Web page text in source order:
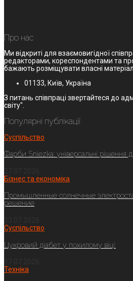
Про нас
Ми відкриті для взаємовигідної
редакторами, кореспондентами та
бажають розміщувати власні
01133, Київ, Україна
З питань співпраці звертайтеся до
світу".
Популярні публікації
Суспільство
Фарби Sniezka: універсальні рішення
Бізнес та економіка
Промышленные солнечные
решение
Суспільство
Цукровий діабет у похилому віці:
Техніка